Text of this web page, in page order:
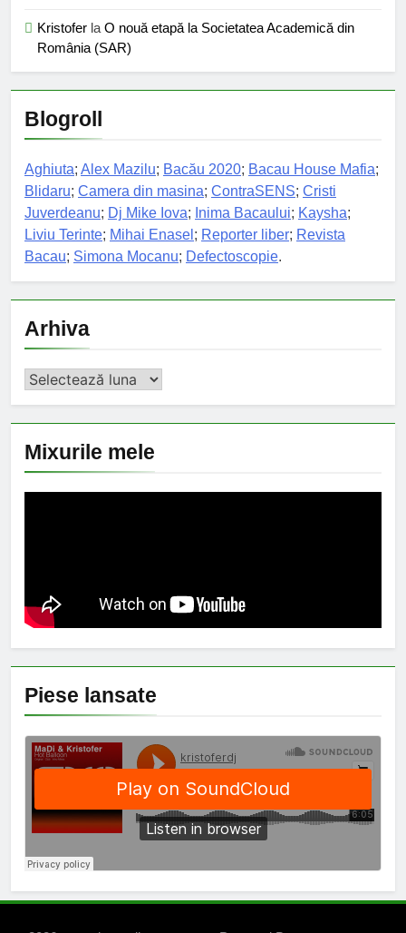
Kristofer la O nouă etapă la Societatea Academică din
România (SAR)
Blogroll
Aghiuta; Alex Mazilu; Bacău 2020; Bacau House Mafia;
Blidaru; Camera din masina; ContraSENS; Cristi
Juverdeanu; Dj Mike Iova; Inima Bacaului; Kaysha;
Liviu Terinte; Mihai Enasel ; Reporter liber; Revista
Bacau; Simona Mocanu; Defectoscopie.
Arhiva
Arhiva
Mixurile mele
Piese lansate